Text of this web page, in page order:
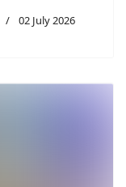
02 July 2026